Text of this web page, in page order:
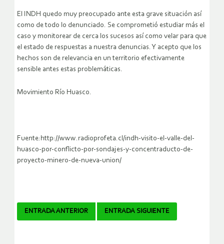
El INDH quedo muy preocupado ante esta grave situación así
como de todo lo denunciado. Se comprometió estudiar más el
caso y monitorear de cerca los sucesos así como velar para que
el estado de respuestas a nuestra denuncias. Y acepto que los
hechos son de relevancia en un territorio efectivamente
sensible antes estas problemáticas.
Movimiento Río Huasco.
Fuente:http://www.radioprofeta.cl/indh-visito-el-valle-del-
huasco-por-conflicto-por-sondajes-y-concentraducto-de-
proyecto-minero-de-nueva-union/
Navegador
ENTRADA ANTERIOR ENTRADA SIGUIENTE